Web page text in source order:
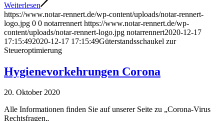
Weiterlesen
https://www.notar-rennert.de/wp-content/uploads/notar-rennert-
logo.jpg 0 0 notarrennert https://www.notar-rennert.de/wp-
content/uploads/notar-rennert-logo.jpg notarrennert2020-12-17
17:15:492020-12-17 17:15:49Güterstandsschaukel zur
Steueroptimierung
Hygienevorkehrungen Corona
20. Oktober 2020
Alle Informationen finden Sie auf unserer Seite zu „Corona-Virus
Rechtsfragen„